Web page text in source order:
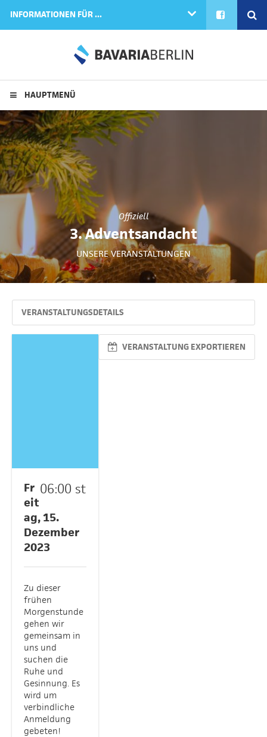
INFORMATIONEN FÜR ... FACEBOOK
HAUPTMENÜ
Offiziell
3. Adventsandacht
UNSERE VERANSTALTUNGEN
VERANSTALTUNGSDETAILS
VERANSTALTUNG EXPORTIEREN
06:00 st
Fr
eit
ag, 15.
Dezember
2023
Zu dieser
frühen
Morgenstunde
gehen wir
gemeinsam in
uns und
suchen die
Ruhe und
Gesinnung. Es
wird um
verbindliche
Anmeldung
gebeten!